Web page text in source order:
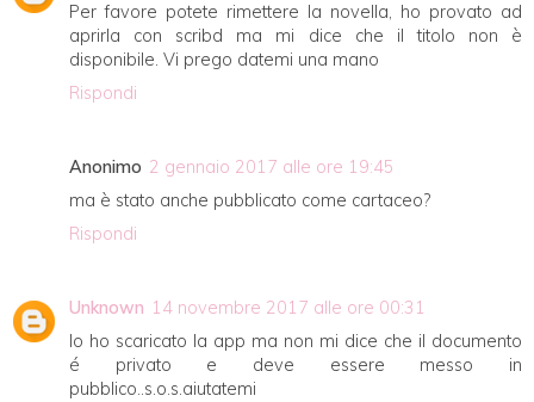
Per favore potete rimettere la novella, ho provato ad
aprirla con scribd ma mi dice che il titolo non è
disponibile. Vi prego datemi una mano
Rispondi
Anonimo 2 gennaio 2017 alle ore 19:45
ma è stato anche pubblicato come cartaceo?
Rispondi
Unknown 14 novembre 2017 alle ore 00:31
Io ho scaricato la app ma non mi dice che il documento
é privato e deve essere messo in
pubblico..s.o.s.aiutatemi